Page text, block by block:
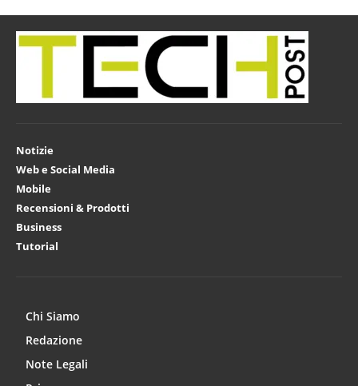
Notizie
Web e Social Media
Mobile
Recensioni & Prodotti
Business
Tutorial
Chi Siamo
Redazione
Note Legali